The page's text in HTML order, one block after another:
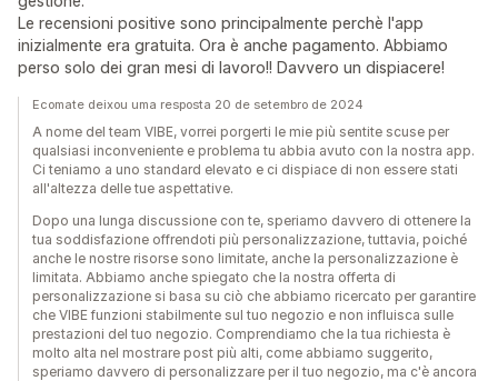
Le recensioni positive sono principalmente perchè l'app
inizialmente era gratuita. Ora è anche pagamento. Abbiamo
perso solo dei gran mesi di lavoro!! Davvero un dispiacere!
Ecomate deixou uma resposta 20 de setembro de 2024
A nome del team VIBE, vorrei porgerti le mie più sentite scuse per
qualsiasi inconveniente e problema tu abbia avuto con la nostra app.
Ci teniamo a uno standard elevato e ci dispiace di non essere stati
all'altezza delle tue aspettative.
Dopo una lunga discussione con te, speriamo davvero di ottenere la
tua soddisfazione offrendoti più personalizzazione, tuttavia, poiché
anche le nostre risorse sono limitate, anche la personalizzazione è
limitata. Abbiamo anche spiegato che la nostra offerta di
personalizzazione si basa su ciò che abbiamo ricercato per garantire
che VIBE funzioni stabilmente sul tuo negozio e non influisca sulle
prestazioni del tuo negozio. Comprendiamo che la tua richiesta è
molto alta nel mostrare post più alti, come abbiamo suggerito,
speriamo davvero di personalizzare per il tuo negozio, ma c'è ancora